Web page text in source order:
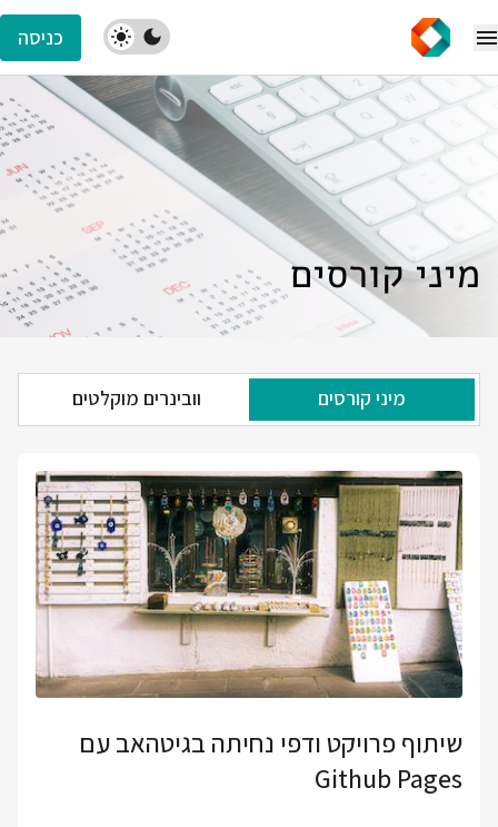
כניסה
מיני קורסים
מיני קורסים וובינרים מוקלטים
שיתוף פרויקט ודפי נחיתה בגיטהאב עם
Github Pages